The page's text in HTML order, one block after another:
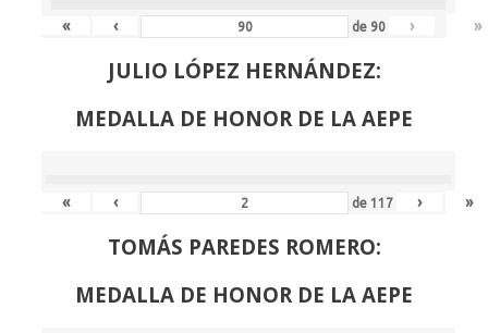
« ‹ de 90 › »
JULIO LÓPEZ HERNÁNDEZ:
MEDALLA DE HONOR DE LA AEPE
« ‹ de117 › »
TOMÁS PAREDES ROMERO:
MEDALLA DE HONOR DE LA AEPE